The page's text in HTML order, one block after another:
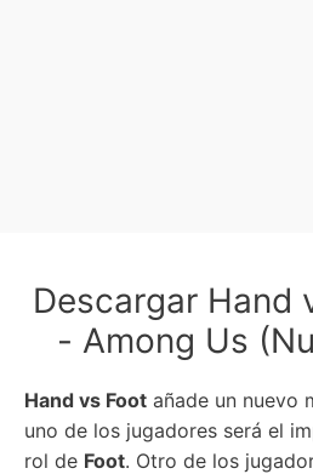
Descargar Hand
- Among Us
Hand vs Foot añade un nuevo
uno de los jugadores será el
rol de Foot. Otro de los